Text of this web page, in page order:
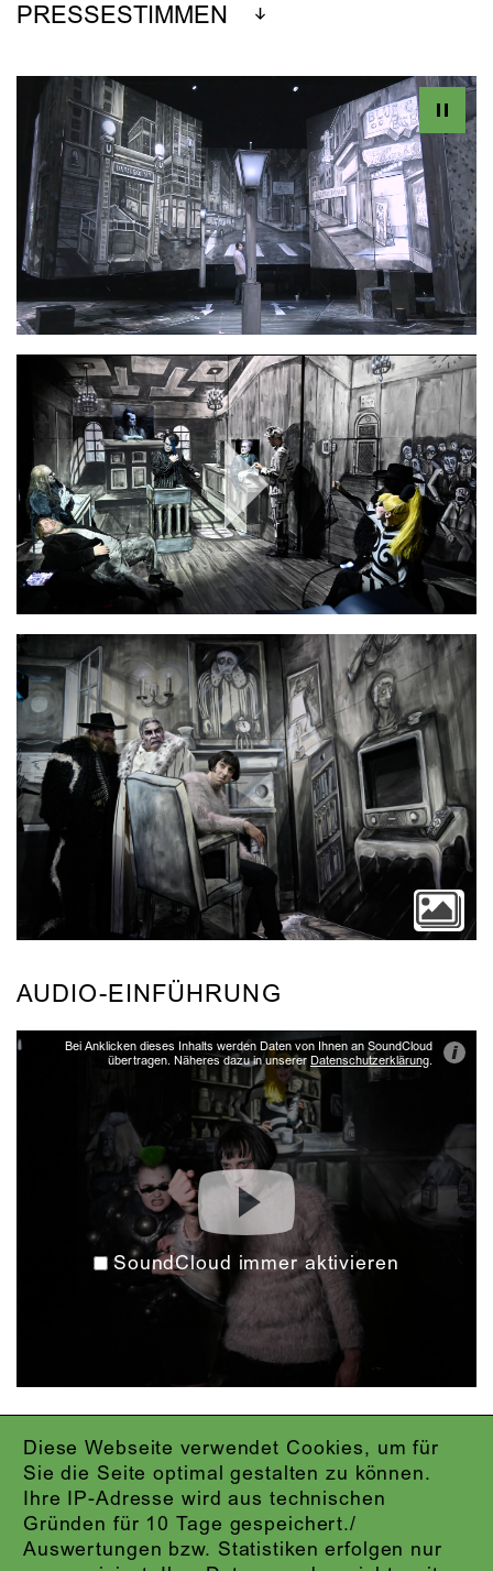
Diese Webseite verwendet Cookies, um für
Sie die Seite optimal gestalten zu können.
Ihre IP-Adresse wird aus technischen
Gründen für 10 Tage gespeichert./
Auswertungen bzw. Statistiken erfolgen nur
PRESSESTIMMEN
Play
Video
AUDIO-EINFÜHRUNG
Bei Anklicken dieses Inhalts werden Daten von Ihnen an SoundCloud
übertragen. Näheres dazu in unserer Datenschutzerklärung. i
SoundCloud immer aktivieren
IMPRESSUM
DATENSCHUTZ
AGB
KONTAKT
ABO-LOGIN